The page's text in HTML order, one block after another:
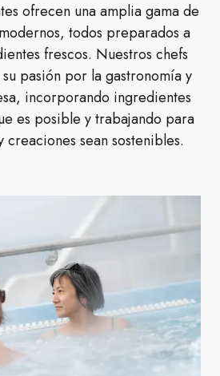
ofrecen una amplia gama de
todos preparados a
frescos. Nuestros chefs
pasión por la gastronomía y
incorporando ingredientes
es posible y trabajando para
creaciones sean sostenibles.